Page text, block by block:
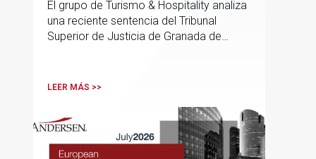
de Ordenación Urbana
(“PGOU”) para equiparar las
viviendas turísticas y los
autonómica y estatal
El grupo de Turismo & Hospitality analiza
una reciente sentencia del Tribunal
Superior de Justicia de Granada de
LEER MÁS >>